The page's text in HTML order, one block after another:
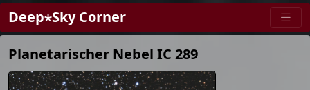
Deep⋆Sky Corner
Planetarischer Nebel IC 289